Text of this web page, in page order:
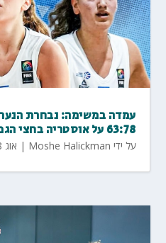
עמדה במשימה: נבחרת
63:78 על אוסטריה בחצי הגמר
על ידי Moshe Halickman
| אוג 8, 2026